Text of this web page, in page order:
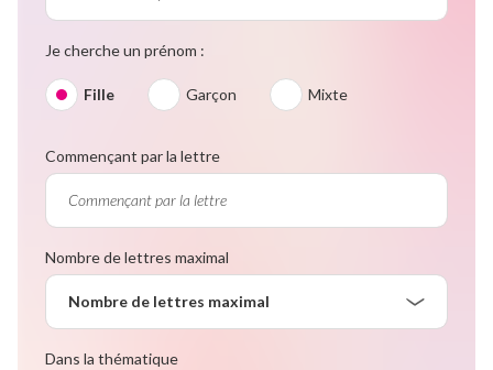
Je cherche un prénom :
Fille Garçon Mixte
Commençant par la lettre
Nombre de lettres maximal
Nombre de lettres maximal
Dans la thématique